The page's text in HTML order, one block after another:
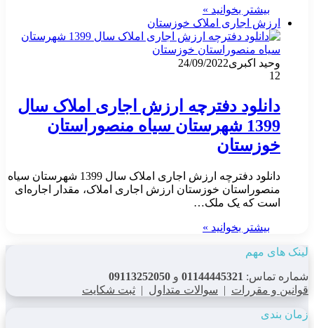
بیشتر بخوانید »
ارزش اجاری املاک خوزستان
وحید اکبری24/09/2022
12
دانلود دفترچه ارزش اجاری املاک سال
1399 شهرستان سیاه منصوراستان
خوزستان
دانلود دفترچه ارزش اجاری املاک سال 1399 شهرستان سیاه
منصوراستان خوزستان ارزش اجاری املاک، مقدار اجاره‌ای
است که یک ملک…
بیشتر بخوانید »
لینک های مهم
شماره تماس: 01144445321 و 09113252050
قوانین و مقررات | سوالات متداول | ثبت شکایت
زمان بندی